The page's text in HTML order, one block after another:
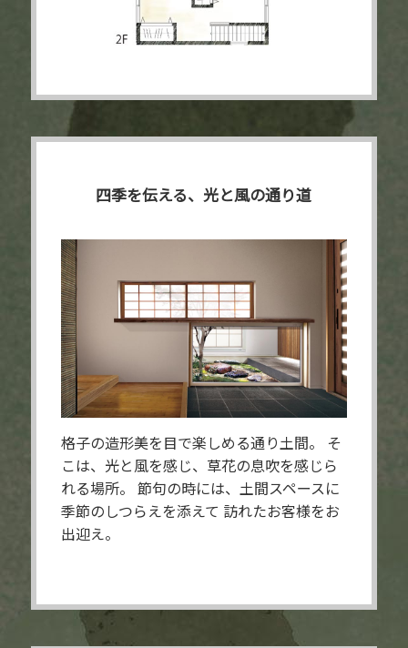
四季を伝える、光と風の通り道
格子の造形美を目で楽しめる通り土間。
そ
こは、光と風を感じ、草花の息吹を感じら
れる場所。
節句の時には、土間スペースに
季節のしつらえを添えて 訪れたお客様をお
出迎え。